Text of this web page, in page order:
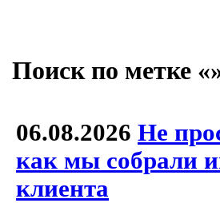
Поиск по метке
06.08.2026 Не
как мы собрали
клиента